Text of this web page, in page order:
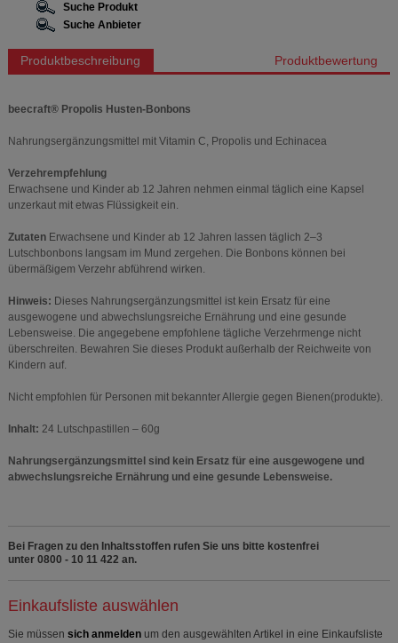
Suche Produkt
Suche Anbieter
Produktbeschreibung Produktbewertung
beecraft® Propolis Husten-Bonbons
Nahrungsergänzungsmittel mit Vitamin C, Propolis und Echinacea
Verzehrempfehlung
Erwachsene und Kinder ab 12 Jahren nehmen einmal täglich eine Kapsel
unzerkaut mit etwas Flüssigkeit ein.
Zutaten Erwachsene und Kinder ab 12 Jahren lassen täglich 2–3
Lutschbonbons langsam im Mund zergehen. Die Bonbons können bei
übermäßigem Verzehr abführend wirken.
Hinweis: Dieses Nahrungsergänzungsmittel ist kein Ersatz für eine
ausgewogene und abwechslungsreiche Ernährung und eine gesunde
Lebensweise. Die angegebene empfohlene tägliche Verzehrmenge nicht
überschreiten. Bewahren Sie dieses Produkt außerhalb der Reichweite von
Kindern auf.
Nicht empfohlen für Personen mit bekannter Allergie gegen Bienen(produkte).
Inhalt: 24 Lutschpastillen – 60g
Nahrungsergänzungsmittel sind kein Ersatz für eine ausgewogene und
abwechslungsreiche Ernährung und eine gesunde Lebensweise.
Bei Fragen zu den Inhaltsstoffen rufen Sie uns bitte kostenfrei
unter 0800 - 10 11 422 an.
Einkaufsliste auswählen
Sie müssen sich anmelden um den ausgewählten Artikel in eine Einkaufsliste